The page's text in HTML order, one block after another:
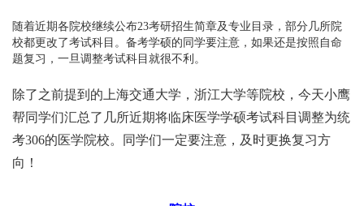
随着近期各院校继续公布23考研招生简章及专业目录，部分几所院
校都更改了考试科目。备考学硕的同学要注意，如果还是按照自命
题复习，一旦调整考试科目就很不利。
除了之前提到的上海交通大学，浙江大学等院校，今天小鹰
帮同学们汇总了几所近期将临床医学学硕考试科目调整为统
考306的医学院校。同学们一定要注意，及时更换复习方
向！